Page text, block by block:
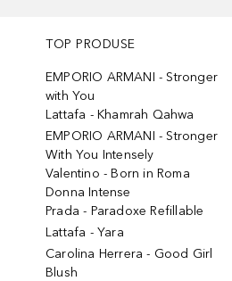
TOP PRODUSE
EMPORIO ARMANI - Stronger
with You
Lattafa - Khamrah Qahwa
EMPORIO ARMANI - Stronger
With You Intensely
Valentino - Born in Roma
Donna Intense
Prada - Paradoxe Refillable
Lattafa - Yara
Carolina Herrera - Good Girl
Blush